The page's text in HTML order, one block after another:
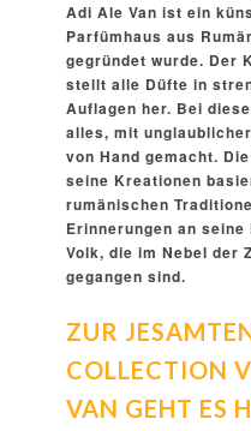
Adi Ale Van ist ein
Parfümhaus aus
gegründet wurde. Der
stellt alle Düfte in
Auflagen her. Bei
alles, mit
von Hand gemacht.
seine Kreationen
rumänischen
Erinnerungen an
Volk, die im Nebel der
gegangen sind.
ZUR
COLLECTION
VAN GEHT ES